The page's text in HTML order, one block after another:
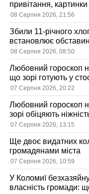
привітання, картинки
08 Серпня 2026, 21:56
Збили 11-річного
встановлює
08 Серпня 2026, 08:50
Любовний гороскоп
що зорі готують у
07 Серпня 2026, 20:22
Любовний гороскоп
зорі обіцяють
07 Серпня 2026, 13:15
Ще двоє видатних
громадянами міста
07 Серпня 2026, 10:59
У Коломиї
власність громади: